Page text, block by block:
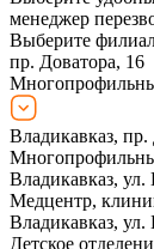
менеджер
Выберите
пр. Доватора, 16
Владикавказ, пр.
Владикавказ, ул.
Медцентр,
Владикавказ,
Детское